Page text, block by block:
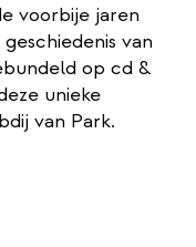
voorbije jaren
van
op cd &
unieke
van Park.